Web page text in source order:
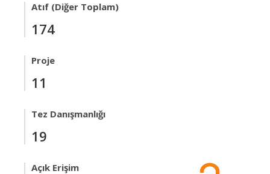
Atıf (Diğer Toplam)
174
Proje
11
Tez Danışmanlığı
19
Açık Erişim